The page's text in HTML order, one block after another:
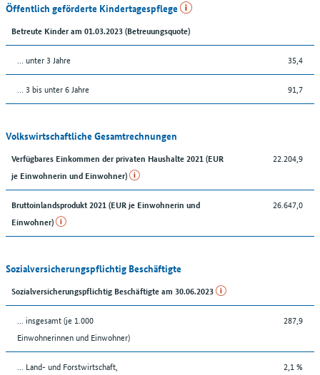
Öffentlich geförderte Kindertagespflege
Betreute Kinder am 01.03.2023 (Betreuungsquote)
… unter 3 Jahre 35,4
… 3 bis unter 6 Jahre 91,7
Volkswirtschaftliche Gesamtrechnungen
Verfügbares Einkommen der privaten Haushalte 2021 (EUR
je Einwohnerin und Einwohner)
22.204,9
Bruttoinlandsprodukt 2021 (EUR je Einwohnerin und
Einwohner)
26.647,0
Sozialversicherungspflichtig Beschäftigte
Sozialversicherungspflichtig Beschäftigte am 30.06.2023
... insgesamt (je 1.000
Einwohnerinnen und Einwohner)
287,9
... Land- und Forstwirtschaft,
2,1 %